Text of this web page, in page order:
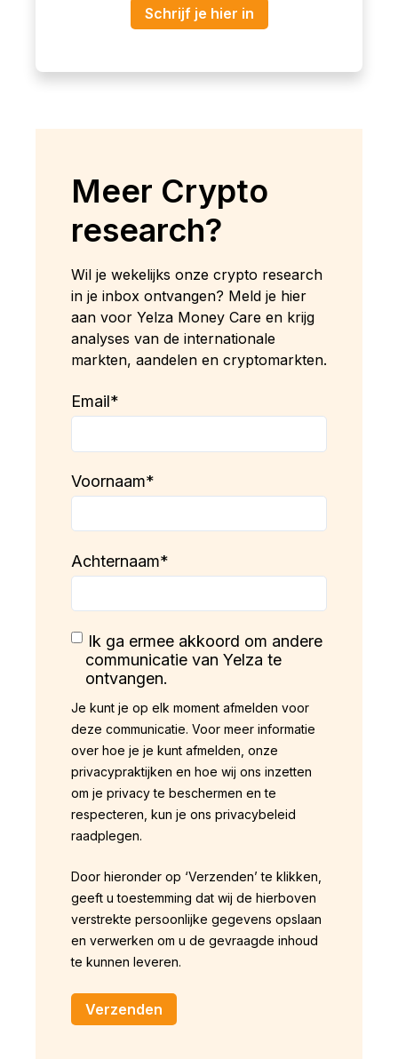
Schrijf je hier in
Meer Crypto
research?
Wil je wekelijks onze crypto research
in je inbox ontvangen? Meld je hier
aan voor Yelza Money Care en krijg
analyses van de internationale
markten, aandelen en cryptomarkten.
Email*
Voornaam*
Achternaam*
Ik ga ermee akkoord om andere
communicatie van Yelza te
ontvangen.
Je kunt je op elk moment afmelden voor
deze communicatie. Voor meer informatie
over hoe je je kunt afmelden, onze
privacypraktijken en hoe wij ons inzetten
om je privacy te beschermen en te
respecteren, kun je ons privacybeleid
raadplegen.
Door hieronder op ‘Verzenden’ te klikken,
geeft u toestemming dat wij de hierboven
verstrekte persoonlijke gegevens opslaan
en verwerken om u de gevraagde inhoud
te kunnen leveren.